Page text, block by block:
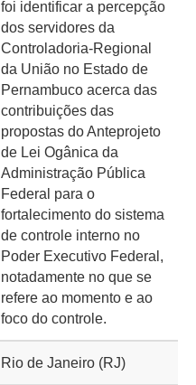
foi identificar a percepção
dos servidores da
Controladoria-Regional
da União no Estado de
Pernambuco acerca das
contribuições das
propostas do Anteprojeto
de Lei Ogânica da
Administração Pública
Federal para o
fortalecimento do sistema
de controle interno no
Poder Executivo Federal,
notadamente no que se
refere ao momento e ao
foco do controle.
Rio de Janeiro (RJ)